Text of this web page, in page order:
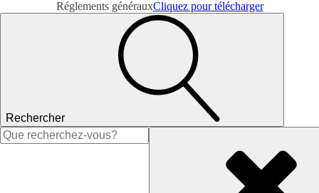
Réglements générauxCliquez pour télécharger
Rechercher
Rechercher :